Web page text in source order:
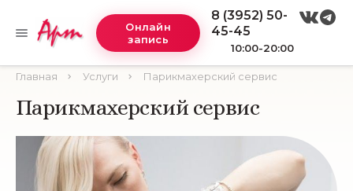
Онлайн
запись
8 (3952) 50-
45-45
10:00-20:00
Главная Услуги Парикмахерский сервис
Парикмахерский сервис